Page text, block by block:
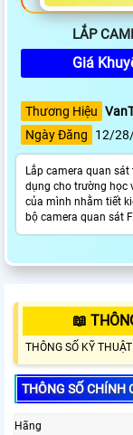
LẮP
Giá
Thương Hiệu
Ngày Đăng
12/
Lắp camera quan sát
dụng cho trường học
của mình nhằm tiết
bộ camera quan sát
📖
THÔNG SỐ KỸ THUẬT
THÔNG SỐ CHÍNH
Hãng